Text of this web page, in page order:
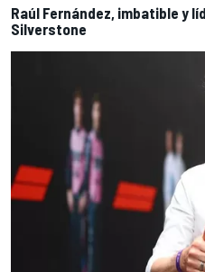
Raúl Fernández, imbatible y
Silverstone